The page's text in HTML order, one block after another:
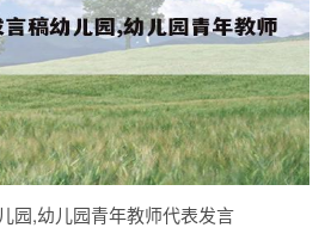
园,幼儿园青年教师代表发言